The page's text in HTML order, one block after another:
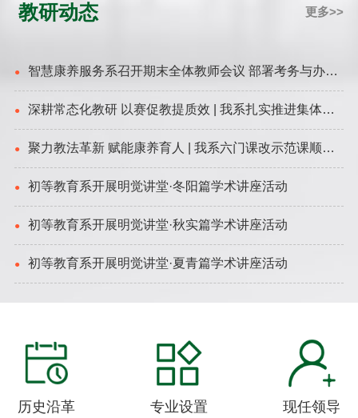
教研动态 更多>>
● 智慧康养服务系召开期末全体教师会议 部署考务与办学
能力评估工作
● 深耕常态化教研 以赛促教提质效 | 我系扎实推进集体教
研工作
● 聚力教法革新 赋能康养育人 | 我系六门课改示范课顺利
开展
● 初等教育系开展明觉讲堂·冬阳篇学术讲座活动
● 初等教育系开展明觉讲堂·秋实篇学术讲座活动
● 初等教育系开展明觉讲堂·夏青篇学术讲座活动
历史沿革 专业设置 现任领导